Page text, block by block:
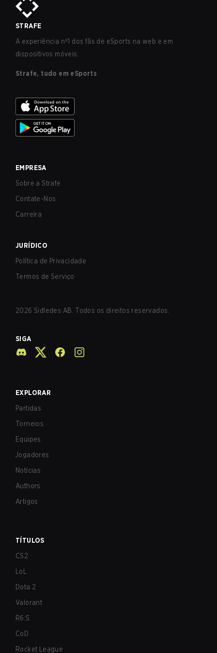
STRAFE
A experiência nº1 dos fãs de eSports na web e em
dispositivos móveis.
Strafe, tudo em eSports
EMPRESA
Sobre a Strafe
Contate-Nos
Carreira
JURÍDICO
Política de Privacidade
Termos de Serviço
2026 Sidledes AB. Todos os direitos reservados.
SIGA
EXPLORAR
Partidas
Torneios
Equipes
Jogadores
Notícias
Authors
Artigos
TÍTULOS
CS2
LoL
Dota 2
Valorant
R6:S
CoD
Rocket League